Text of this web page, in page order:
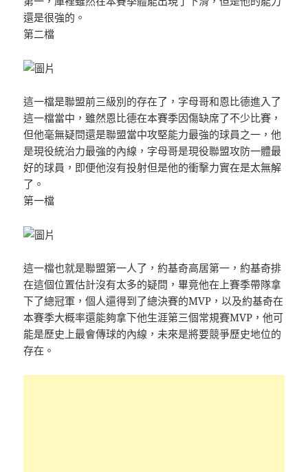
還是很強的。
第二檔
這一檔是聯盟前三級別的存在了，字母哥和恩比德進入了
這一檔當中，雖然恩比德在本賽季因傷缺席了不少比賽，
但他毫無疑問還是聯盟當中攻堅能力最強的球員之一，他
是現役統治力最強的內線，字母哥是現役聯盟攻防一體最
好的球員，即便他沒有投射但是他的衝擊力實在是太無解
了。
第一檔
這一檔也就是聯盟第一人了，約基奇高居第一，約基奇排
在這個位置估計沒有太多的疑問，畢竟他在上賽季帶隊拿
下了總冠軍，個人還得到了總決賽的MVP，以及約基奇在
本賽季大概率還能夠拿下他生涯第三個常規賽MVP，他可
能是歷史上最會傳球的內線，未來是將要競爭歷史地位的
存在。